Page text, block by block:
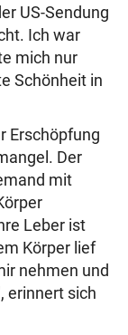
US-Sendung
Ich war
mich nur
Schönheit in
Erschöpfung
Der
mit
Leber ist
Körper lief
nehmen und
erinnert sich